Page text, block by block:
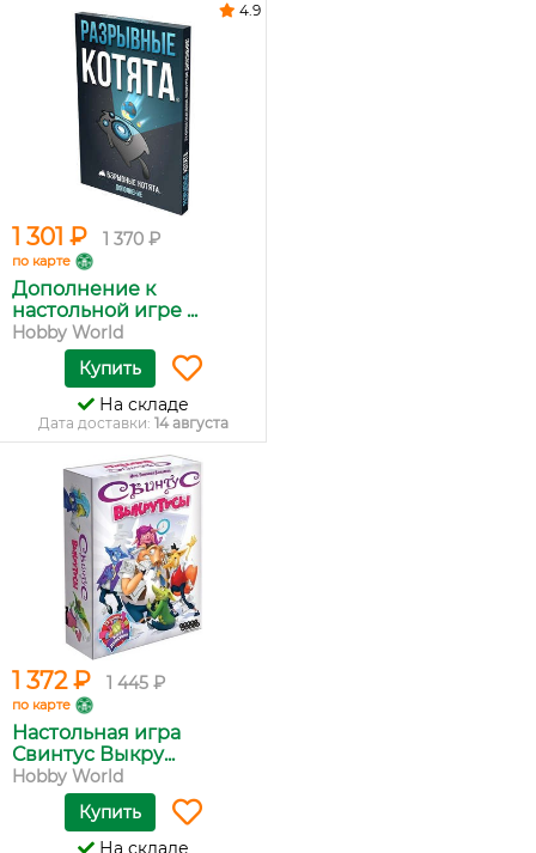
1 301 ₽ 1 370 ₽
по карте
Дополнение к
настольной игре ...
Hobby World
4.9
Купить
На складе
Дата доставки: 14 августа
1 372 ₽ 1 445 ₽
по карте
Настольная игра
Свинтус Выкру...
Hobby World
Купить
На складе